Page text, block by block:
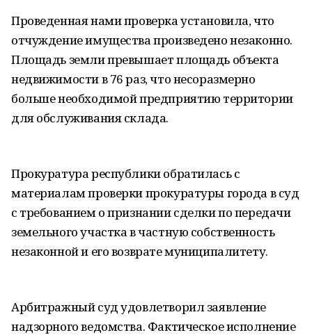
Проведенная нами проверка установила, что
отчуждение имущества произведено незаконно.
Площадь земли превышает площадь объекта
недвижимости в 76 раз, что несоразмерно
больше необходимой предприятию территории
для обслуживания склада.
Прокуратура республики обратилась с
материалам проверки прокуратуры города в суд
с требованием о признании сделки по передачи
земельного участка в частную собственность
незаконной и его возврате муниципалитету.
Арбитражный суд удовлетворил заявление
надзорного ведомства. Фактическое исполнение